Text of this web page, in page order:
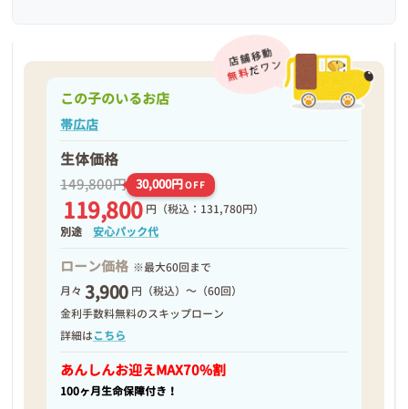
この子のいるお店
帯広店
生体価格
149,800円 30,000円OFF
119,800 円 （税込：131,780円）
別途安心パック代
ローン価格 ※最大60回まで
月々 3,900 円（税込）～（60回）
金利手数料無料のスキップローン
詳細はこちら
あんしんお迎えMAX70%割
100ヶ月生命保障付き！